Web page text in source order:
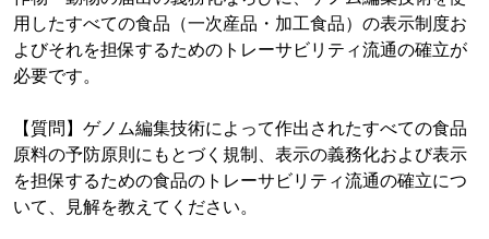
用したすべての食品（一次産品・加工食品）の表示制度お
よびそれを担保するためのトレーサビリティ流通の確立が
必要です。
【質問】ゲノム編集技術によって作出されたすべての食品
原料の予防原則にもとづく規制、表示の義務化および表示
を担保するための食品のトレーサビリティ流通の確立につ
いて、見解を教えてください。